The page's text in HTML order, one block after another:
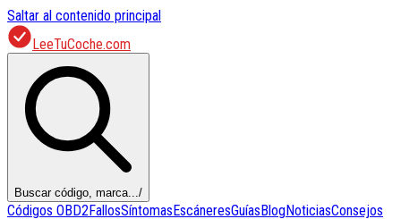
Saltar al contenido principal
LeeTuCoche.com
Buscar código, marca.../
Códigos OBD2FallosSíntomasEscáneresGuíasBlogNoticiasConsejos